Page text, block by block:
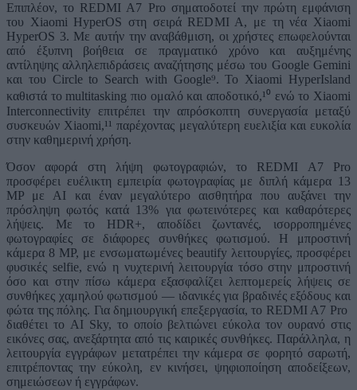
Επιπλέον, το REDMI A7 Pro σηματοδοτεί την πρώτη εμφάνιση
του Xiaomi HyperOS στη σειρά REDMI A, με τη νέα Xiaomi
HyperOS 3. Με αυτήν την αναβάθμιση, οι χρήστες επωφελούνται
από έξυπνη βοήθεια σε πραγματικό χρόνο και αυξημένης
αντίληψης αλληλεπιδράσεις αναζήτησης μέσω του Google Gemini
και του Circle to Search with Google⁹. Το Xiaomi HyperIsland
καθιστά το multitasking πιο ομαλό και αποδοτικό,¹⁰ ενώ το Xiaomi
Interconnectivity επιτρέπει την απρόσκοπτη συνεργασία μεταξύ
συσκευών Xiaomi,¹¹ παρέχοντας μεγαλύτερη ευελιξία και ευκολία
στην καθημερινή χρήση.
Όσον αφορά στη λήψη φωτογραφιών, το REDMI A7 Pro
προσφέρει ευέλικτη εμπειρία φωτογραφίας με διπλή κάμερα 13
MP με AI και έναν μεγαλύτερο αισθητήρα που αυξάνει την
πρόσληψη φωτός κατά 13% για φωτεινότερες και καθαρότερες
λήψεις. Με το HDR+, αποδίδει ζωντανές, ισορροπημένες
φωτογραφίες σε διάφορες συνθήκες φωτισμού. Η μπροστινή
κάμερα 8 MP, με ενσωματωμένες beautify λειτουργίες, προσφέρει
φυσικές selfie, ενώ η νυχτερινή λειτουργία τόσο στην μπροστινή
όσο και στην πίσω κάμερα εξασφαλίζει λεπτομερείς λήψεις σε
συνθήκες χαμηλού φωτισμού — ιδανικές για βραδινές εξόδους και
φώτα της πόλης. Για δημιουργική επεξεργασία, το REDMI A7 Pro
διαθέτει το AI Sky, το οποίο βελτιώνει εύκολα τον ουρανό στις
εικόνες σας, ανεξάρτητα από τις καιρικές συνθήκες. Παράλληλα, η
λειτουργία εγγράφων μετατρέπει την κάμερα σε φορητό σαρωτή,
επιτρέποντας την εύκολη, εν κινήσει, ψηφιοποίηση αποδείξεων,
σημειώσεων ή εγγράφων.